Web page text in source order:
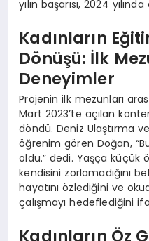
yılın başarısı, 2024
Kadınların
Dönüşü: İlk
Deneyimler
Projenin ilk mezunları
Mart 2023’te açılan
döndü. Deniz Ulaştırma
öğrenim gören Doğan,
oldu.” dedi. Yaşça küçük
kendisini zorlamadığını
hayatını özlediğini ve
çalışmayı hedeflediğini
Kadınların Öz